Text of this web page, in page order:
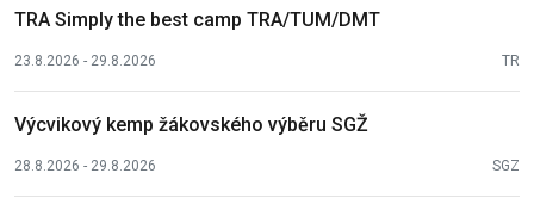
TRA Simply the best camp TRA/TUM/DMT
23.8.2026 - 29.8.2026 TR
Výcvikový kemp žákovského výběru SGŽ
28.8.2026 - 29.8.2026 SGZ